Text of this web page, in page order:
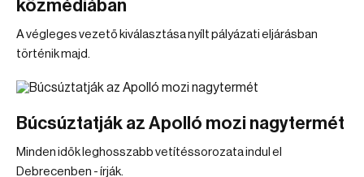
közmédiában
A végleges vezető kiválasztása nyílt pályázati eljárásban
történik majd.
Búcsúztatják az Apolló mozi nagytermét
Minden idők leghosszabb vetítéssorozata indul el
Debrecenben - írják.